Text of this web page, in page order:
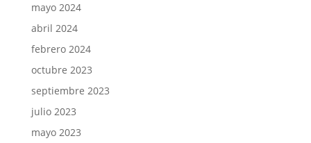
mayo 2024
abril 2024
febrero 2024
octubre 2023
septiembre 2023
julio 2023
mayo 2023